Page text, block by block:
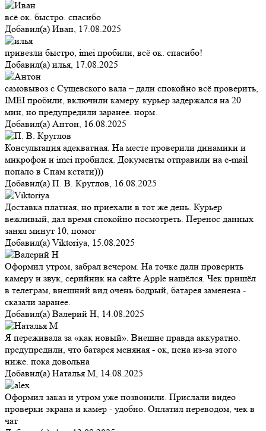
всё ок. быстро. спасибо
Добавил(а) Иван, 17.08.2025
привезли быстро, imei пробили, всё ок. спасибо!
Добавил(а) илья, 17.08.2025
самовывоз с Сущевского вала – дали спокойно всё проверить,
IMEI пробили, включили камеру. курьер задержался на 20
мин, но предупредили заранее. норм.
Добавил(а) Антон, 16.08.2025
Консультация адекватная. На месте проверили динамики и
микрофон и imei пробился. Документы отправили на e-mail
попало в Спам кстати)))
Добавил(а) П. В. Круглов, 16.08.2025
Доставка платная, но приехали в тот же день. Курьер
вежливый, дал время спокойно посмотреть. Перенос данных
занял минут 10, помог
Добавил(а) Viktoriya, 15.08.2025
Оформил утром, забрал вечером. На точке дали проверить
камеру и звук, серийник на сайте Apple нашёлся. Чек пришёл
в телеграм, внешний вид очень бодрый, батарея заменена -
сказали заранее.
Добавил(а) Валерий Н, 14.08.2025
Я переживала за «как новый». Внешне правда аккуратно.
предупредили, что батарея меняная - ок, цена из-за этого
ниже. пока довольна
Добавил(а) Наталья М, 14.08.2025
Оформил заказ и утром уже позвонили. Прислали видео
проверки экрана и камер - удобно. Оплатил переводом, чек в
чат